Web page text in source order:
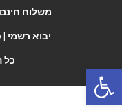
משלוח חינם
יבוא רשמי |
כל